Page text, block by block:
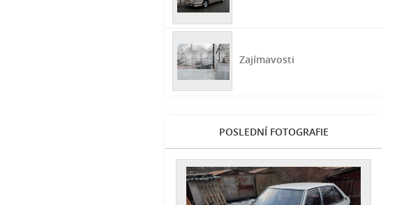
Zajímavosti
POSLEDNÍ FOTOGRAFIE